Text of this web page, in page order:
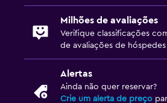
Milhões de avaliações
Verifique classificações
de avaliações de hóspedes
Alertas
Ainda não quer reservar?
Crie um alerta de preço